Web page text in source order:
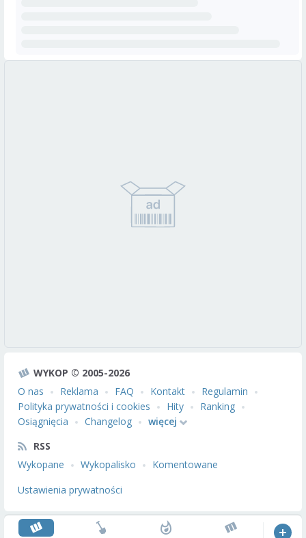
WYKOP © 2005-2026
O nas
Reklama FAQ Kontakt
Regulamin
Polityka prywatności i cookies
Hity
Ranking
Osiągnięcia
Changelog
więcej
RSS
Wykopane
Wykopalisko
Komentowane
Ustawienia prywatności